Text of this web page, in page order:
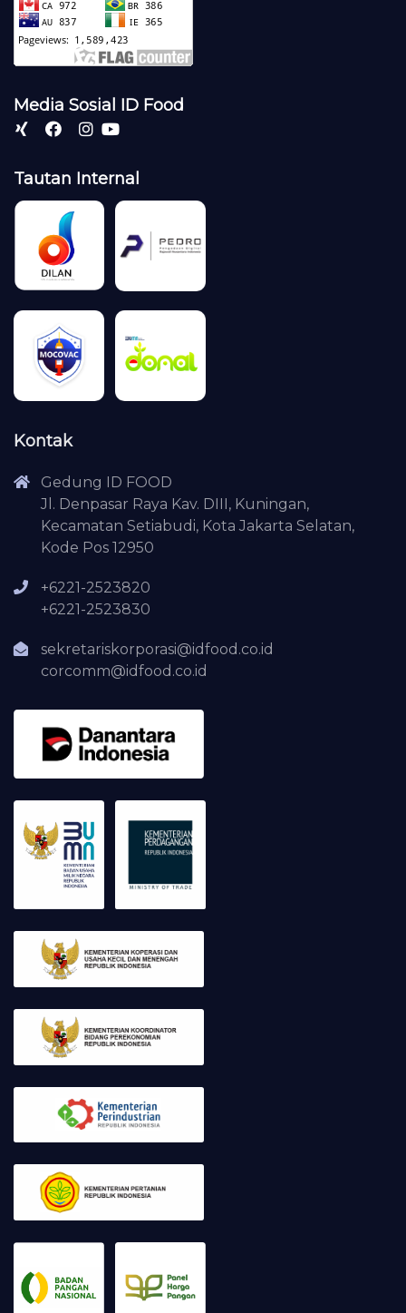
Media Sosial ID Food
Tautan Internal
Kontak
Gedung ID FOOD
Jl. Denpasar Raya Kav. DIII, Kuningan,
Kecamatan Setiabudi, Kota Jakarta Selatan,
Kode Pos 12950
+6221-2523820
+6221-2523830
sekretariskorporasi@idfood.co.id
corcomm@idfood.co.id